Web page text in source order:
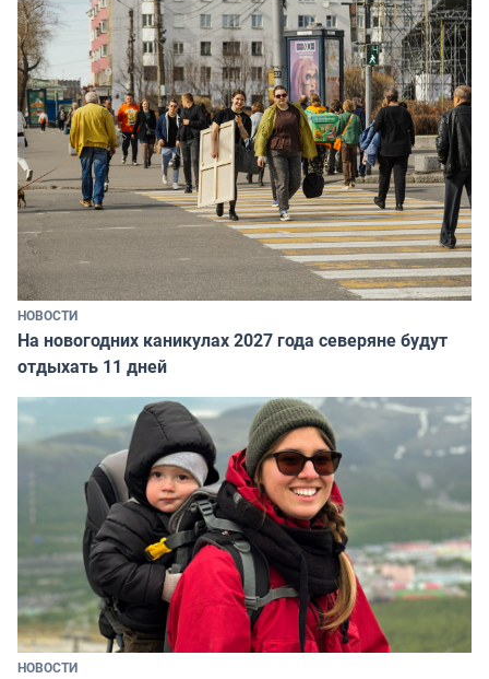
НОВОСТИ
На новогодних каникулах 2027 года северяне будут
отдыхать 11 дней
НОВОСТИ